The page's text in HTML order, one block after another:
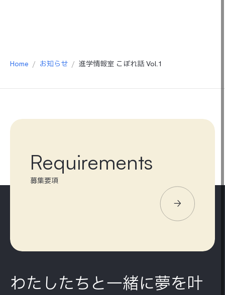
Home お知らせ 進学情報室 こぼれ話 Vol.1
募集要項
Requirements
わたしたちと一緒に夢を叶